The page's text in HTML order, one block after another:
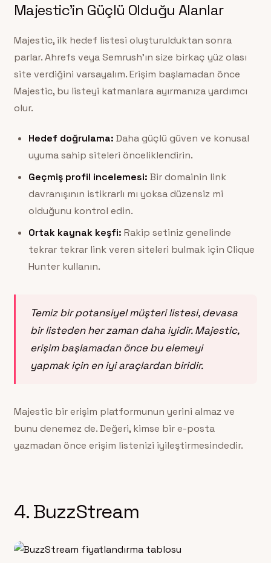
Majestic’in Güçlü Olduğu Alanlar
Majestic, ilk hedef listesi oluşturulduktan sonra
parlar. Ahrefs veya Semrush’ın size birkaç yüz olası
site verdiğini varsayalım. Erişim başlamadan önce
Majestic, bu listeyi katmanlara ayırmanıza yardımcı
olur.
Hedef doğrulama: Daha güçlü güven ve konusal
uyuma sahip siteleri önceliklendirin.
Geçmiş profil incelemesi: Bir domainin link
davranışının istikrarlı mı yoksa düzensiz mi
olduğunu kontrol edin.
Ortak kaynak keşfi: Rakip setiniz genelinde
tekrar tekrar link veren siteleri bulmak için Clique
Hunter kullanın.
Temiz bir potansiyel müşteri listesi, devasa
bir listeden her zaman daha iyidir. Majestic,
erişim başlamadan önce bu elemeyi
yapmak için en iyi araçlardan biridir.
Majestic bir erişim platformunun yerini almaz ve
bunu denemez de. Değeri, kimse bir e-posta
yazmadan önce erişim listenizi iyileştirmesindedir.
4. BuzzStream